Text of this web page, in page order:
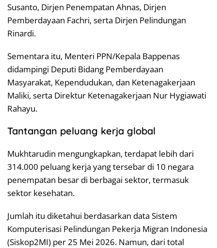
Susanto, Dirjen Penempatan Ahnas, Dirjen
Pemberdayaan Fachri, serta Dirjen Pelindungan
Rinardi.
Sementara itu, Menteri PPN/Kepala Bappenas
didampingi Deputi Bidang Pemberdayaan
Masyarakat, Kependudukan, dan Ketenagakerjaan
Maliki, serta Direktur Ketenagakerjaan Nur Hygiawati
Rahayu.
Tantangan peluang kerja global
Mukhtarudin mengungkapkan, terdapat lebih dari
314.000 peluang kerja yang tersebar di 10 negara
penempatan besar di berbagai sektor, termasuk
sektor kesehatan.
Jumlah itu diketahui berdasarkan data Sistem
Komputerisasi Pelindungan Pekerja Migran Indonesia
(Siskop2MI) per 25 Mei 2026. Namun, dari total